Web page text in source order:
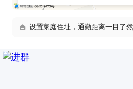
设置家庭住址，通勤距离一目了然